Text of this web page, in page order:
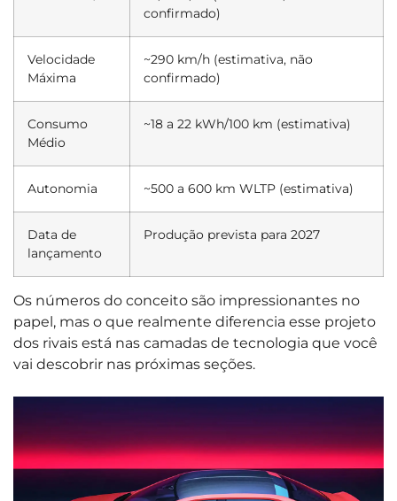
confirmado)
Velocidade
Máxima
~290 km/h (estimativa, não
confirmado)
Consumo
Médio
~18 a 22 kWh/100 km (estimativa)
Autonomia ~500 a 600 km WLTP (estimativa)
Data de
lançamento
Produção prevista para 2027
Os números do conceito são impressionantes no
papel, mas o que realmente diferencia esse projeto
dos rivais está nas camadas de tecnologia que você
vai descobrir nas próximas seções.